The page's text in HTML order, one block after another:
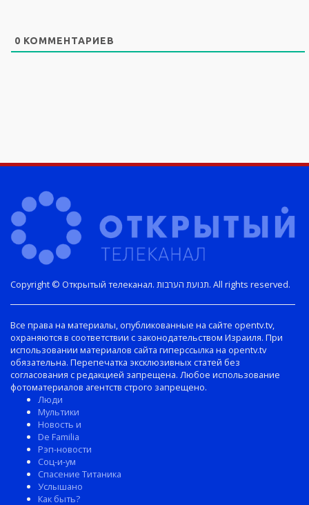
0 КОММЕНТАРИЕВ
Copyright © Открытый телеканал. תנועת הערבות. All rights reserved.
Все права на материалы, опубликованные на сайте opentv.tv,
охраняются в соответствии с законодательством Израиля. При
использовании материалов сайта гиперссылка на opentv.tv
обязательна. Перепечатка эксклюзивных статей без
согласования с редакцией запрещена. Любое использование
фотоматериалов агентств строго запрещено.
Люди
Мультики
Новость и
De Familia
Рэп-новости
Соц-и-ум
Спасение Титаника
Услышано
Как быть?